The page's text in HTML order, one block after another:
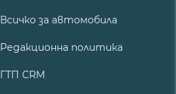
Всичко за автомобила
Редакционна политика
ГТП CRM